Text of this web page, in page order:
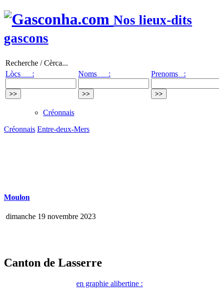
Nos lieux-dits
gascons
Recherche / Cèrca...
Lòcs :
Noms : Prenoms :
Créonnais
Créonnais Entre-deux-Mers
Moulon
dimanche 19 novembre 2023
Canton de Lasserre
en graphie alibertine :